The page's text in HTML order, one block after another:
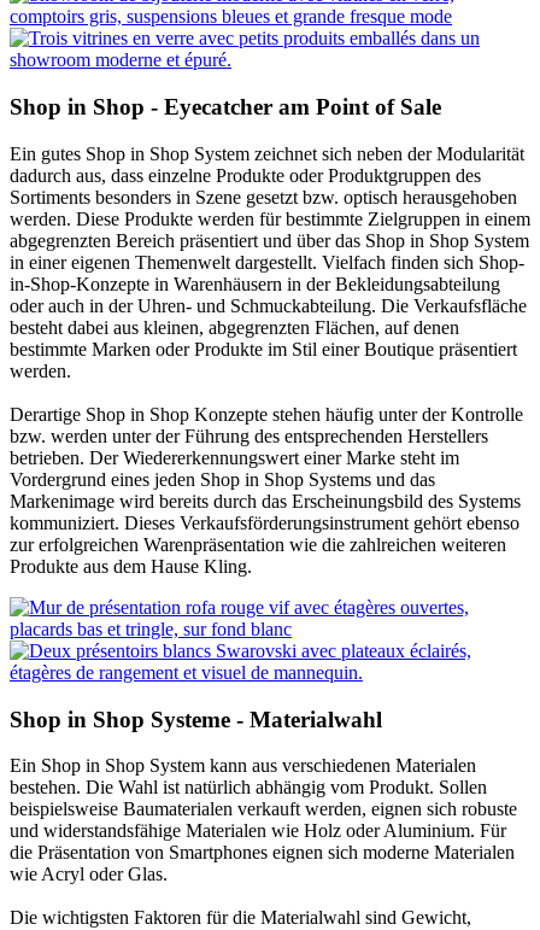
Shop in Shop - Eyecatcher am Point of Sale
Ein gutes Shop in Shop System zeichnet sich neben der Modularität
dadurch aus, dass einzelne Produkte oder Produktgruppen des
Sortiments besonders in Szene gesetzt bzw. optisch herausgehoben
werden. Diese Produkte werden für bestimmte Zielgruppen in einem
abgegrenzten Bereich präsentiert und über das Shop in Shop System
in einer eigenen Themenwelt dargestellt. Vielfach finden sich Shop-
in-Shop-Konzepte in Warenhäusern in der Bekleidungsabteilung
oder auch in der Uhren- und Schmuckabteilung. Die Verkaufsfläche
besteht dabei aus kleinen, abgegrenzten Flächen, auf denen
bestimmte Marken oder Produkte im Stil einer Boutique präsentiert
werden.
Derartige Shop in Shop Konzepte stehen häufig unter der Kontrolle
bzw. werden unter der Führung des entsprechenden Herstellers
betrieben. Der Wiedererkennungswert einer Marke steht im
Vordergrund eines jeden Shop in Shop Systems und das
Markenimage wird bereits durch das Erscheinungsbild des Systems
kommuniziert. Dieses Verkaufsförderungsinstrument gehört ebenso
zur erfolgreichen Warenpräsentation wie die zahlreichen weiteren
Produkte aus dem Hause Kling.
Shop in Shop Systeme - Materialwahl
Ein Shop in Shop System kann aus verschiedenen Materialen
bestehen. Die Wahl ist natürlich abhängig vom Produkt. Sollen
beispielsweise Baumaterialen verkauft werden, eignen sich robuste
und widerstandsfähige Materialen wie Holz oder Aluminium. Für
die Präsentation von Smartphones eignen sich moderne Materialen
wie Acryl oder Glas.
Die wichtigsten Faktoren für die Materialwahl sind Gewicht,